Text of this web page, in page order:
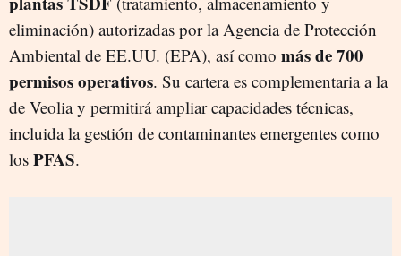
eliminación) autorizadas por la Agencia de Protección
Ambiental de EE.UU. (EPA), así como más de 700
permisos operativos. Su cartera es complementaria a la
de Veolia y permitirá ampliar capacidades técnicas,
incluida la gestión de contaminantes emergentes como
los PFAS.